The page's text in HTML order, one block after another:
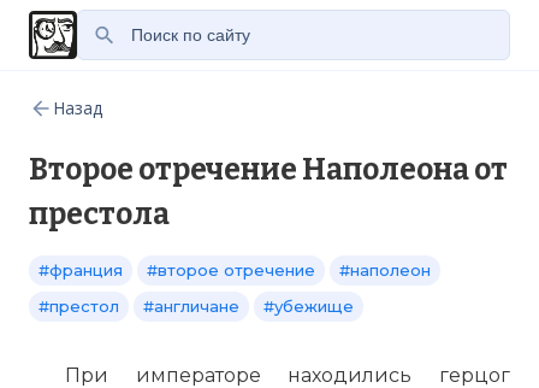
Назад
Второе отречение Наполеона от
престола
#франция #второе отречение
#наполеон
#престол
#англичане #убежище
При императоре находились герцог